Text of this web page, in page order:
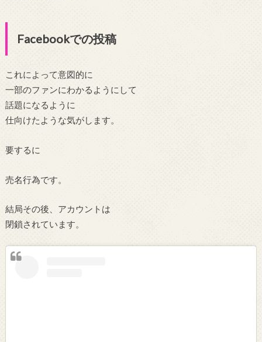
Facebookでの投稿
これによって意図的に
一部のファンにわかるようにして
話題になるように
仕向けたような気がします。
要するに
売名行為です。
結局その後、アカウントは
閉鎖されています。